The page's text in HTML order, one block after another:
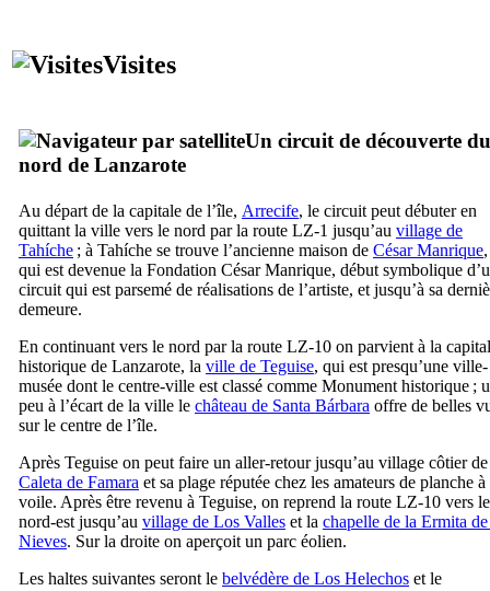
Visites
Un circuit de découverte du
nord de Lanzarote
Au départ de la capitale de l’île, Arrecife, le circuit peut débuter en
quittant la ville vers le nord par la route LZ-1 jusqu’au village de
Tahíche ; à Tahíche se trouve l’ancienne maison de César Manrique,
qui est devenue la Fondation César Manrique, début symbolique
circuit qui est parsemé de réalisations de l’artiste, et jusqu’à sa
demeure.
En continuant vers le nord par la route LZ-10 on parvient à la
historique de Lanzarote, la ville de Teguise, qui est presqu’une ville-
musée dont le centre-ville est classé comme Monument historique ;
peu à l’écart de la ville le château de Santa Bárbara offre de belles
sur le centre de l’île.
Après Teguise on peut faire un aller-retour jusqu’au village côtier
Caleta de Famara et sa plage réputée chez les amateurs de planche à
voile. Après être revenu à Teguise, on reprend la route LZ-10 vers le
nord-est jusqu’au village de Los Valles et la chapelle de la Ermita
Nieves. Sur la droite on aperçoit un parc éolien.
Les haltes suivantes seront le belvédère de Los Helechos et le